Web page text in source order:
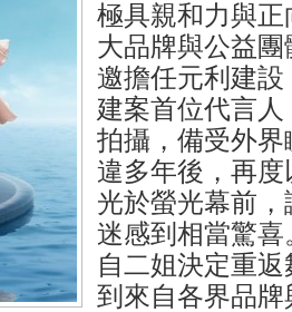
極具親和力與
大品牌與公益
邀擔任元利建
建案首位代言
拍攝，備受外
違多年後，再
光於螢光幕前
迷感到相當驚
自二姐決定重
到來自各界品